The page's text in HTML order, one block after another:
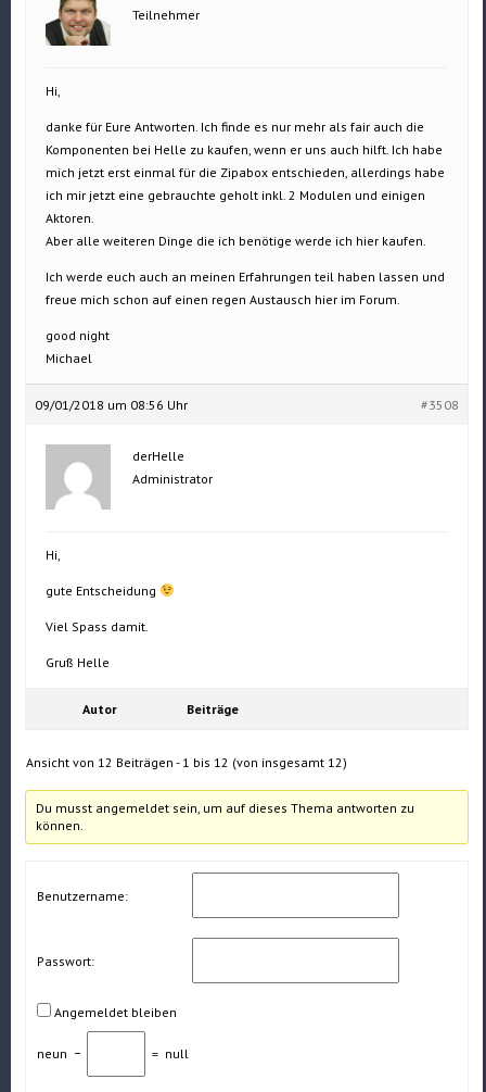
Teilnehmer
Hi,
danke für Eure Antworten. Ich finde es nur mehr als fair auch die
Komponenten bei Helle zu kaufen, wenn er uns auch hilft. Ich habe
mich jetzt erst einmal für die Zipabox entschieden, allerdings habe
ich mir jetzt eine gebrauchte geholt inkl. 2 Modulen und einigen
Aktoren.
Aber alle weiteren Dinge die ich benötige werde ich hier kaufen.
Ich werde euch auch an meinen Erfahrungen teil haben lassen und
freue mich schon auf einen regen Austausch hier im Forum.
good night
Michael
09/01/2018 um 08:56 Uhr #3508
derHelle
Administrator
Hi,
gute Entscheidung
Viel Spass damit.
Gruß Helle
Autor Beiträge
Ansicht von 12 Beiträgen - 1 bis 12 (von insgesamt 12)
Du musst angemeldet sein, um auf dieses Thema antworten zu
können.
Benutzername:
Passwort:
Angemeldet bleiben
neun − = null